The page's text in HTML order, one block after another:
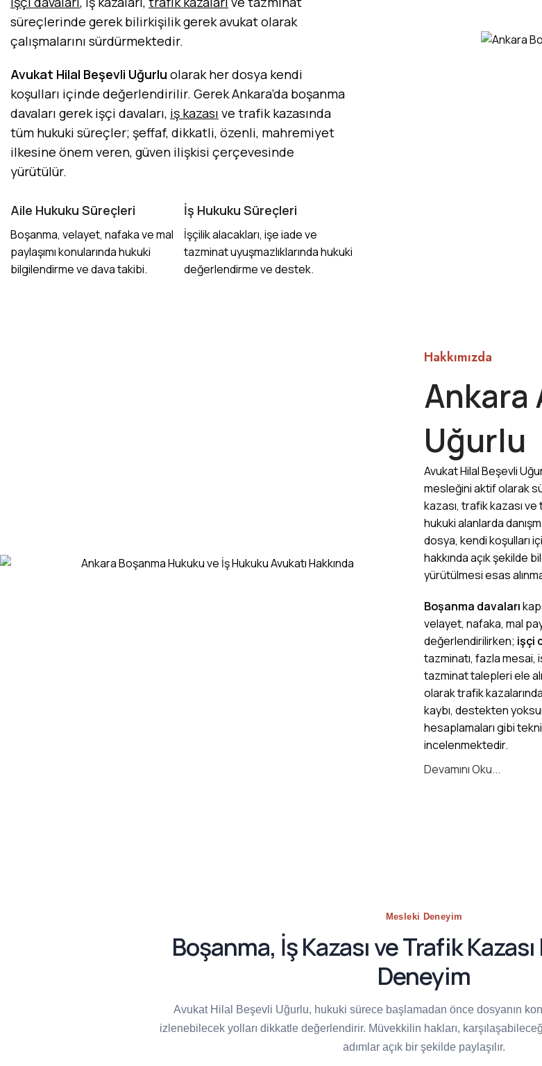
süreçlerinde gerek bilirkişilik gerek avukat olarak
çalışmalarını sürdürmektedir.
Avukat Hilal Beşevli Uğurlu olarak her dosya kendi
koşulları içinde değerlendirilir. Gerek Ankara’da boşanma
davaları gerek işçi davaları, iş kazası ve trafik kazasında
tüm hukuki süreçler; şeffaf, dikkatli, özenli, mahremiyet
ilkesine önem veren, güven ilişkisi çerçevesinde
yürütülür.
Aile Hukuku Süreçleri
Boşanma, velayet, nafaka ve mal
paylaşımı konularında hukuki
bilgilendirme ve dava takibi.
İş Hukuku Süreçleri
İşçilik alacakları, işe iade ve
tazminat uyuşmazlıklarında hukuki
değerlendirme ve destek.
Hakkımızda
Ankara
Uğurlu
Avukat Hilal Beşevli
mesleğini aktif olarak
kazası, trafik kazası
hukuki alanlarda
dosya, kendi koşulları
hakkında açık şekilde
yürütülmesi esas
Boşanma davaları
velayet, nafaka, mal
değerlendirilirken; işçi
tazminatı, fazla mesai,
tazminat talepleri ele
olarak trafik
kaybı, destekten
hesaplamaları gibi
incelenmektedir.
Devamını Oku...
Mesleki Deneyim
Boşanma, İş Kazası ve Trafik
Deneyim
Avukat Hilal Beşevli Uğurlu, hukuki sürece başlamadan önce dosyanın
izlenebilecek yolları dikkatle değerlendirir. Müvekkilin hakları,
adımlar açık bir şekilde paylaşılır.